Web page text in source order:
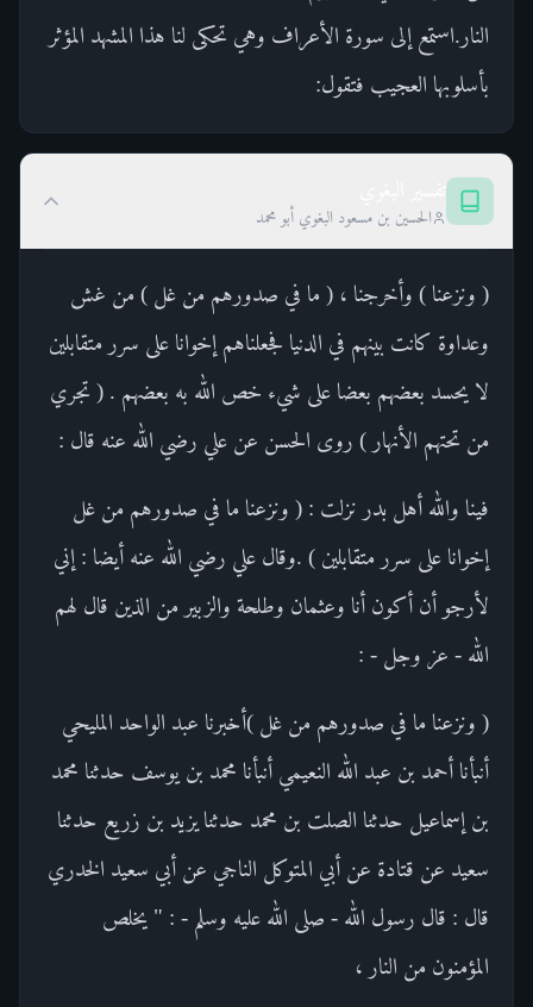
النار.استمع إلى سورة الأعراف وهي تحكى لنا هذا المشهد المؤثر
بأسلوبها العجيب فتقول:
الحسين بن مسعود البغوي أبو محمد
( ونزعنا ) وأخرجنا ، ( ما في صدورهم من غل ) من غش
وعداوة كانت بينهم في الدنيا فجعلناهم إخوانا على سرر متقابلين
لا يحسد بعضهم بعضا على شيء خص الله به بعضهم . ( تجري
من تحتهم الأنهار ) روى الحسن عن علي رضي الله عنه قال :
فينا والله أهل بدر نزلت : ( ونزعنا ما في صدورهم من غل
إخوانا على سرر متقابلين ) .وقال علي رضي الله عنه أيضا : إني
لأرجو أن أكون أنا وعثمان وطلحة والزبير من الذين قال لهم
الله - عز وجل - :
( ونزعنا ما في صدورهم من غل )أخبرنا عبد الواحد المليحي
أنبأنا أحمد بن عبد الله النعيمي أنبأنا محمد بن يوسف حدثنا محمد
بن إسماعيل حدثنا الصلت بن محمد حدثنا يزيد بن زريع حدثنا
سعيد عن قتادة عن أبي المتوكل الناجي عن أبي سعيد الخدري
قال : قال رسول الله - صلى الله عليه وسلم - : " يخلص
المؤمنون من النار ،